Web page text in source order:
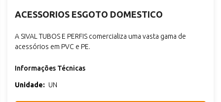
ACESSORIOS ESGOTO DOMESTICO
A SIVAL TUBOS E PERFIS comercializa uma vasta gama de
acessórios em PVC e PE.
Informações Técnicas
Unidade: UN